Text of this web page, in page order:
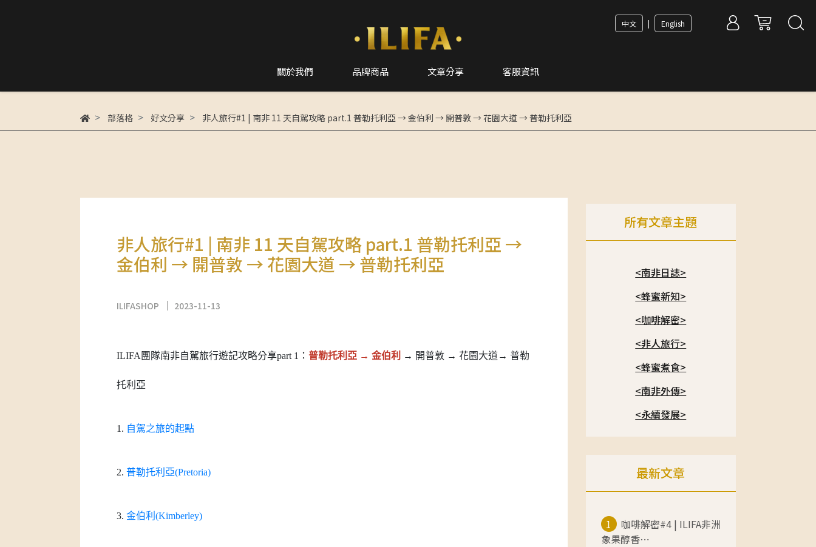
關於我們 品牌商品 文章分享 客服資訊
部落格 好文分享 非人旅行#1 | 南非 11 天自駕攻略 part.1 普勒托利亞 → 金伯利 → 開普敦 → 花園大道 → 普勒托利亞
非人旅行#1 | 南非 11 天自駕攻略 part.1 普勒托利亞 →
金伯利 → 開普敦 → 花園大道 → 普勒托利亞
ILIFASHOP 2023-11-13
ILIFA團隊南非自駕旅行遊記攻略分享part 1： 普勒托利亞 → 金伯利 → 開普敦 → 花園大道→ 普勒
托利亞
1. 自駕之旅的起點
2. 普勒托利亞(Pretoria)
3. 金伯利(Kimberley)
所有文章主題
<南非日誌>
<蜂蜜新知>
<咖啡解密>
<非人旅行>
<蜂蜜煮食>
<南非外傳>
<永續發展>
最新文章
1
咖啡解密#4 | ILIFA非洲
象果醇香⋯
中文 | English